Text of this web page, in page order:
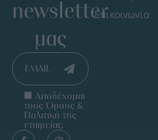
newsletter
μας
EMAIL
Αποδέχομαι
τους Όρους &
Πολιτική της
εταιρείας.
Επικοινωνία